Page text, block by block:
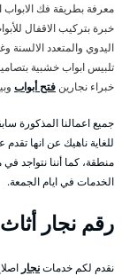
معرفة بطريقة فك
خبرة بتركيب الاقفال
اليدوي والمتعدد الالسنة
تلبيس ابواب خشبية
خبراء نجارين فتح أبواب
جميع اعمالنا المذكورة
للغاية ناهيك عن انها
منطقة، كما أننا نتواجد
الخدمات في ايام الجمعة.
رقم نجار
نقدم لكم خدماتنجار